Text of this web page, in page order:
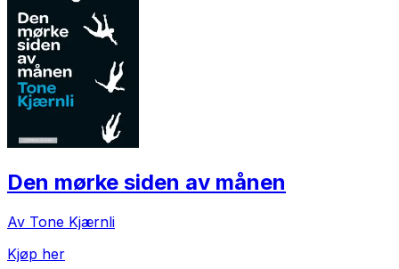
Den mørke siden av månen
Av Tone Kjærnli
Kjøp her